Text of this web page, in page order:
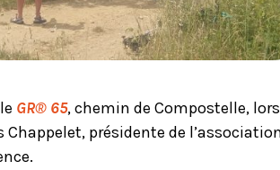
GR® 65, chemin de Compostelle,
présidente de